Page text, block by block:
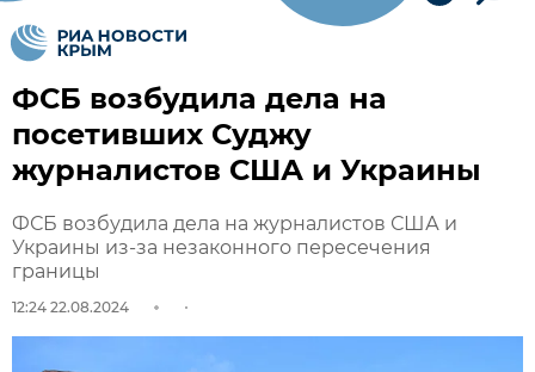
ФСБ возбудила дела на
посетивших Суджу
журналистов США и Украины
ФСБ возбудила дела на журналистов США и
Украины из-за незаконного пересечения
границы
12:24 22.08.2024